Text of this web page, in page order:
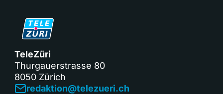
TeleZüri
Thurgauerstrasse 80
8050 Zürich
redaktion@telezueri.ch